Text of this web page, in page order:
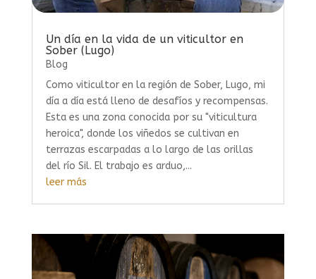
Un día en la vida de un viticultor en
Sober (Lugo)
Blog
Como viticultor en la región de Sober, Lugo, mi
día a día está lleno de desafíos y recompensas.
Esta es una zona conocida por su "viticultura
heroica", donde los viñedos se cultivan en
terrazas escarpadas a lo largo de las orillas
del río Sil. El trabajo es arduo,...
leer más